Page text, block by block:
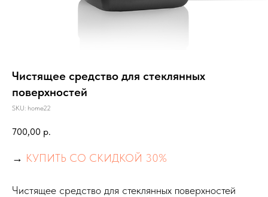
Чистящее средство для стеклянных
поверхностей
SKU: home22
700,00 р.
→ КУПИТЬ СО СКИДКОЙ 30%
Чистящее средство для стеклянных поверхностей